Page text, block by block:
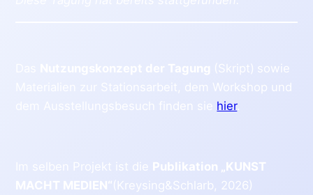
Nutzungskonzept der Tagung (Skript) sowie
Materialien zur Stationsarbeit, dem Workshop und
dem Ausstellungsbesuch finden sie hier.
Im selben Projekt ist die Publikation „KUNST
MACHT MEDIEN“(Kreysing&Schlarb, 2026)